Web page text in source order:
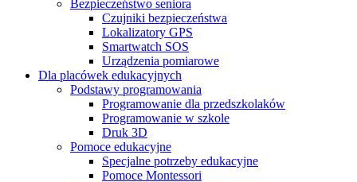
Bezpieczeństwo seniora
Czujniki bezpieczeństwa
Lokalizatory GPS
Smartwatch SOS
Urządzenia pomiarowe
Dla placówek edukacyjnych
Podstawy programowania
Programowanie dla przedszkolaków
Programowanie w szkole
Druk 3D
Pomoce edukacyjne
Specjalne potrzeby edukacyjne
Pomoce Montessori